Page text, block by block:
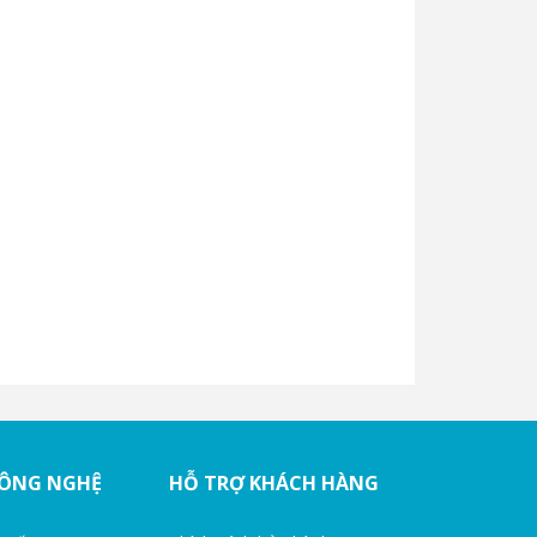
NGHỆ HỖ TRỢ KHÁCH HÀNG